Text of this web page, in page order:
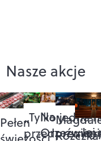
Nasze akcje
Pełen„Tylko jedna
Na
Różczka
„Jej